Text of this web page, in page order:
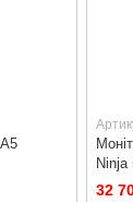
Ninja
32